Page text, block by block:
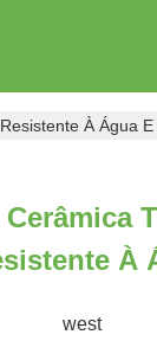
À Água
À
west